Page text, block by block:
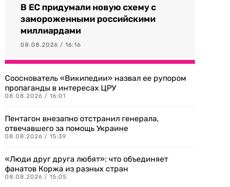
В ЕС придумали новую схему с
замороженными российскими
миллиардами
08.08.2026 / 16:16
Сооснователь «Википедии» назвал ее рупором
пропаганды в интересах ЦРУ
08.08.2026 / 16:01
Пентагон внезапно отстранил генерала,
отвечавшего за помощь Украине
08.08.2026 / 15:39
«Люди друг друга любят»: что объединяет
фанатов Коржа из разных стран
08.08.2026 / 15:05